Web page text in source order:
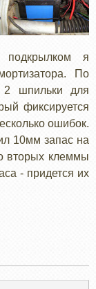
подкрылком я
По
2 шпильки для
фиксируется
ошибок.
10мм запас на
вторых клеммы
- придется их